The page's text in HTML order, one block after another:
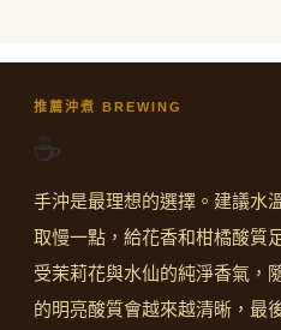
推薦沖煮 BREWING
☕
手沖是最理想的選擇。建議水
取慢一點，給花香和柑橘酸質
受茉莉花與水仙的純淨香氣，
的明亮酸質會越來越清晰，最